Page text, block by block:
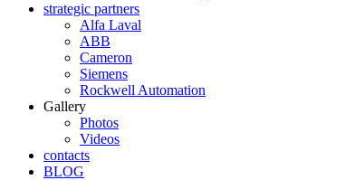
strategic partners
Alfa Laval
ABB
Cameron
Siemens
Rockwell Automation
Gallery
Photos
Videos
contacts
BLOG